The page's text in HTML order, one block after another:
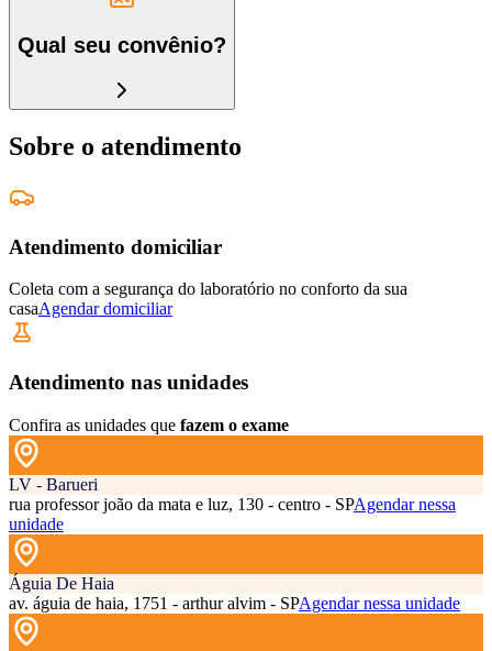
Qual seu convênio?
Sobre o atendimento
Atendimento domiciliar
Coleta com a segurança do laboratório no conforto da sua
casaAgendar domiciliar
Atendimento nas unidades
Confira as unidades que fazem o exame
LV - Barueri
rua professor joão da mata e luz, 130 - centro - SPAgendar nessa
unidade
Águia De Haia
av. águia de haia, 1751 - arthur alvim - SPAgendar nessa unidade